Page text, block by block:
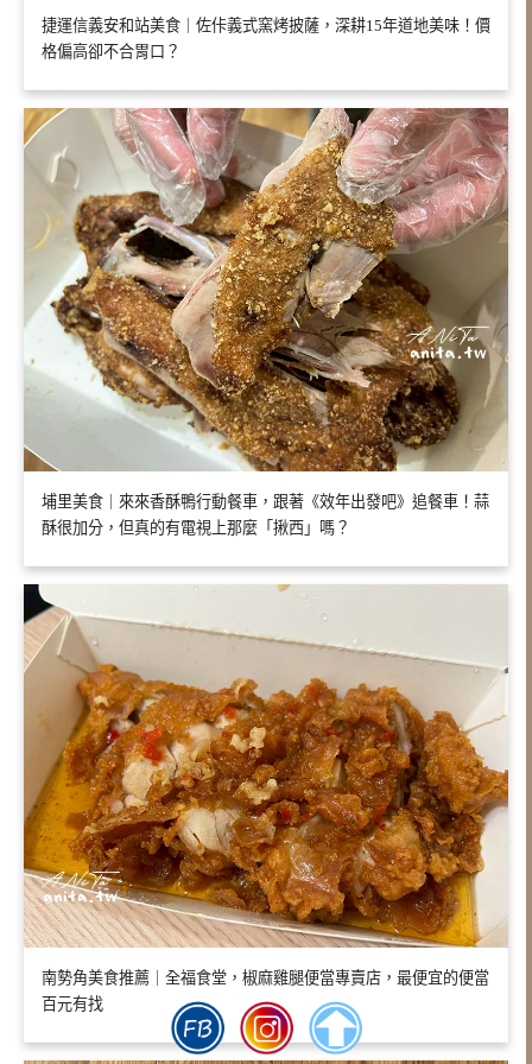
捷運信義安和站美食｜佐佧義式窯烤披薩，深耕15年道地美味！價
格偏高卻不合胃口？
埔里美食｜來來香酥鴨行動餐車，跟著《效年出發吧》追餐車！蒜
酥很加分，但真的有電視上那麼「揪西」嗎？
南勢角美食推薦｜全福食堂，椒麻雞腿便當專賣店，最便宜的便當
百元有找